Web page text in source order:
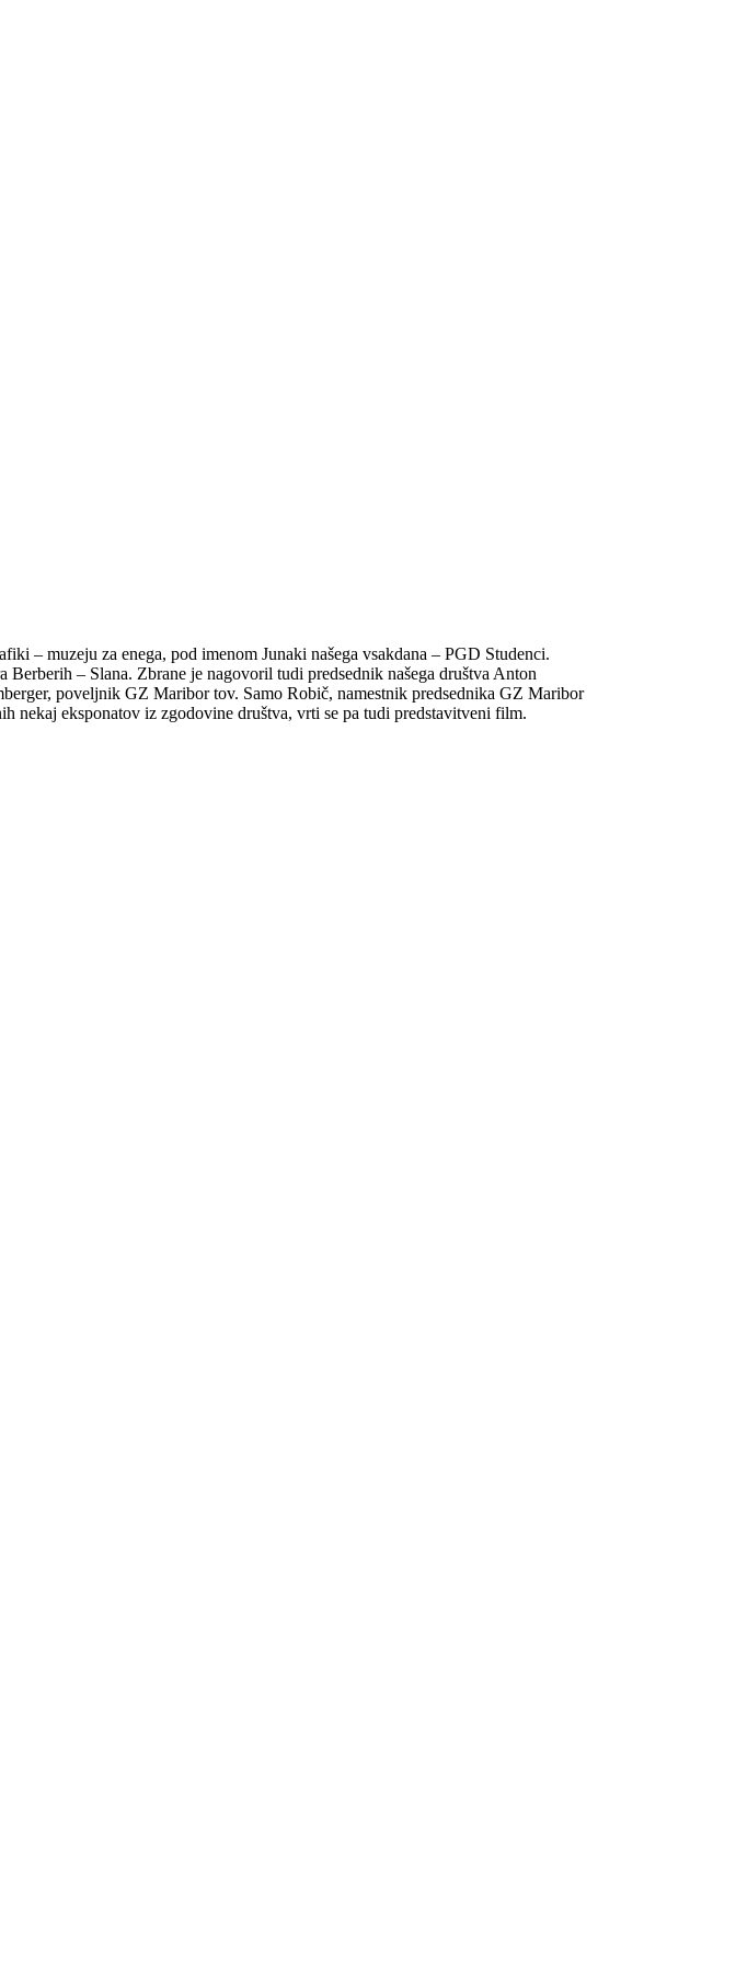
– muzeju za enega, pod imenom Junaki našega vsakdana – PGD Studenci.
– Slana. Zbrane je nagovoril tudi predsednik našega društva Anton
poveljnik GZ Maribor tov. Samo Robič, namestnik predsednika GZ Maribor
nekaj eksponatov iz zgodovine društva, vrti se pa tudi predstavitveni film.